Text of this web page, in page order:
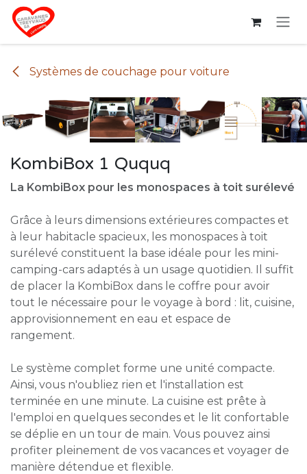
Se rendre au contenu
Systèmes de couchage pour voiture
KombiBox 1 Ququq
La KombiBox pour les monospaces à toit surélevé
Grâce à leurs dimensions extérieures compactes et
à leur habitacle spacieux, les monospaces à toit
surélevé constituent la base idéale pour les mini-
camping-cars adaptés à un usage quotidien. Il suffit
de placer la KombiBox dans le coffre pour avoir
tout le nécessaire pour le voyage à bord : lit, cuisine,
approvisionnement en eau et espace de
rangement.
Le système complet forme une unité compacte.
Ainsi, vous n'oubliez rien et l'installation est
terminée en une minute. La cuisine est prête à
l'emploi en quelques secondes et le lit confortable
se déplie en un tour de main. Vous pouvez ainsi
profiter pleinement de vos vacances et voyager de
manière détendue et flexible.